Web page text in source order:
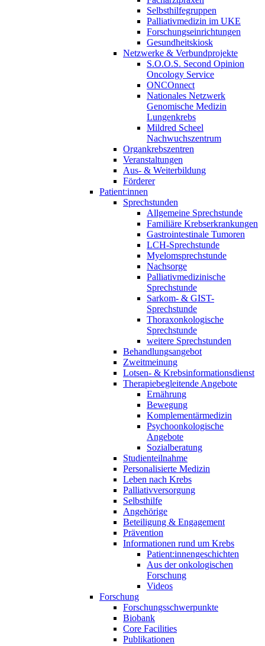
Selbsthilfegruppen
Palliativmedizin im UKE
Forschungseinrichtungen
Gesundheitskiosk
Netzwerke & Verbundprojekte
S.O.O.S. Second Opinion
Oncology Service
ONCOnnect
Nationales Netzwerk
Genomische Medizin
Lungenkrebs
Mildred Scheel
Nachwuchszentrum
Organkrebszentren
Veranstaltungen
Aus- & Weiterbildung
Förderer
Patient:innen
Sprechstunden
Allgemeine Sprechstunde
Familiäre Krebserkrankungen
Gastrointestinale Tumoren
LCH-Sprechstunde
Myelomsprechstunde
Nachsorge
Palliativmedizinische
Sprechstunde
Sarkom- & GIST-
Sprechstunde
Thoraxonkologische
Sprechstunde
weitere Sprechstunden
Behandlungsangebot
Zweitmeinung
Lotsen- & Krebsinformationsdienst
Therapiebegleitende Angebote
Ernährung
Bewegung
Komplementärmedizin
Psychoonkologische
Angebote
Sozialberatung
Studienteilnahme
Personalisierte Medizin
Leben nach Krebs
Palliativversorgung
Selbsthilfe
Angehörige
Beteiligung & Engagement
Prävention
Informationen rund um Krebs
Patient:innengeschichten
Aus der onkologischen
Forschung
Videos
Forschung
Forschungsschwerpunkte
Biobank
Core Facilities
Publikationen